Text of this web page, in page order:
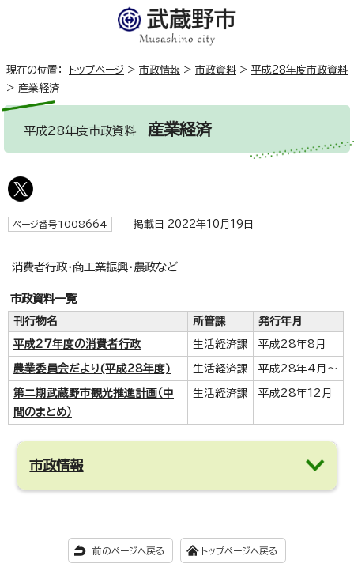
現在の位置： トップページ > 市政情報 > 市政資料 > 平成28年度市政資料
> 産業経済
平成28年度市政資料 産業経済
ページ番号1008664 掲載日 2022年10月19日
消費者行政・商工業振興・農政など
市政資料一覧
刊行物名 所管課 発行年月
平成27年度の消費者行政 生活経済課 平成28年8月
農業委員会だより(平成28年度) 生活経済課 平成28年4月～
第二期武蔵野市観光推進計画（中
間のまとめ）
生活経済課 平成28年12月
市政情報
前のページへ戻る トップページへ戻る